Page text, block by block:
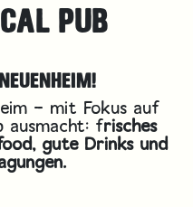
PUB
– mit Fokus auf
ausmacht: frisches
gute Drinks und